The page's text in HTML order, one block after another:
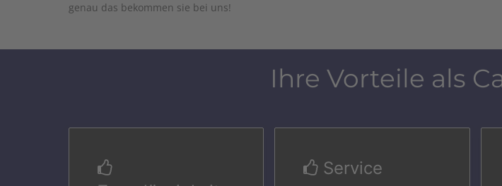
genau das bekommen sie bei uns!
Ihre Vorteile als
Service